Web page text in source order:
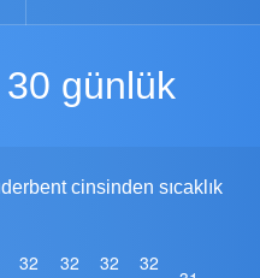
30 günlük
cinsinden sıcaklık